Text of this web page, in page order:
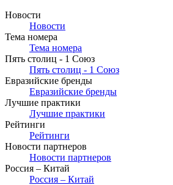
Новости
Новости
Тема номера
Тема номера
Пять столиц - 1 Союз
Пять столиц - 1 Союз
Евразийские бренды
Евразийские бренды
Лучшие практики
Лучшие практики
Рейтинги
Рейтинги
Новости партнеров
Новости партнеров
Россия – Китай
Россия – Китай